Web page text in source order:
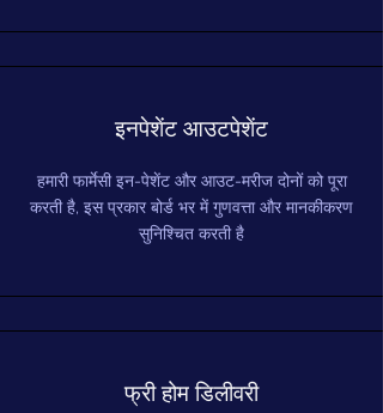
इनपेशेंट आउटपेशेंट
हमारी फार्मेसी इन-पेशेंट और आउट-मरीज दोनों को पूरा
करती है, इस प्रकार बोर्ड भर में गुणवत्ता और मानकीकरण
सुनिश्चित करती है
फ्री होम डिलीवरी